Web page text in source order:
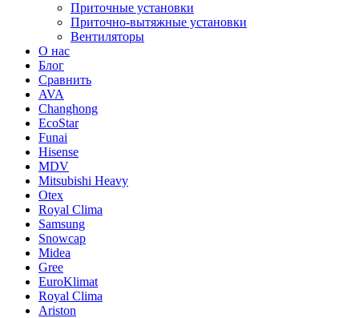
Приточные установки
Приточно-вытяжные установки
Вентиляторы
О нас
Блог
Сравнить
AVA
Changhong
EcoStar
Funai
Hisense
MDV
Mitsubishi Heavy
Otex
Royal Clima
Samsung
Snowcap
Midea
Gree
EuroKlimat
Royal Clima
Ariston